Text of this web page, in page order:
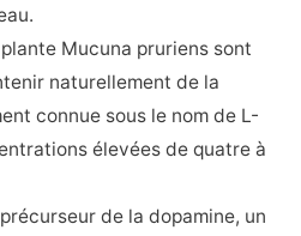
Mucuna pruriens sont
naturellement de la
connue sous le nom de L-
élevées de quatre à
de la dopamine, un